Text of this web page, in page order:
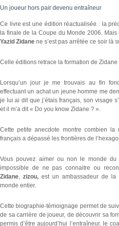
Un joueur hors pair devenu entraîneur
Ce livre est une édition réactualisée : la
la finale de la Coupe du Monde 2006.
Yazid Zidane ne s’est pas arrêtée ce soir là
Celle éditions retrace la formation de Zidane
Lorsqu’un jour je me trouvais au fin
effectuant un achat un jeune homme me
je lui ai dit que j’étais français, son visage
et il m’a dit « Do you know Zidane ? ».
Cette petite anecdote montre combien la
français a dépassé les frontières de
Vous pouvez aimer ou non le monde
impossible de ne pas connaitre ou
Zidane
zizou, est un ambassadeur de
monde entier.
Cette biographie-témoignage permet de
de sa carrière de joueur, de découvrir sa
permis d’être aujourd’hui l’entraîneur, le